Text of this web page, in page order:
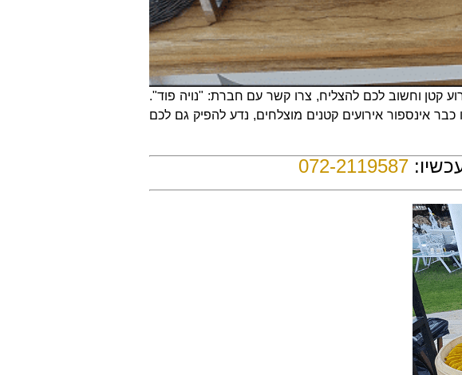
קטן וחשוב לכם להצליח, צרו קשר עם חברת: "נויה פוד".
כבר אינספור אירועים קטנים מוצלחים, נדע להפיק גם לכם
072-2119587